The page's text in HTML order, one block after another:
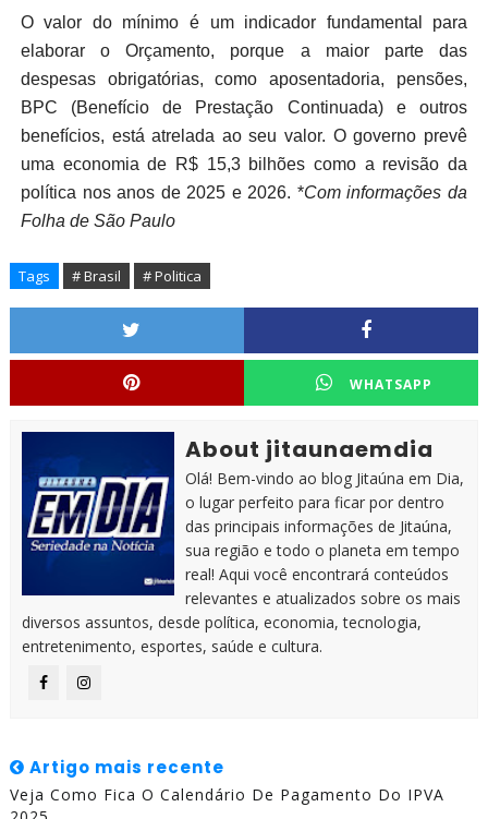
O valor do mínimo é um indicador fundamental para
elaborar o Orçamento, porque a maior parte das
despesas obrigatórias, como aposentadoria, pensões,
BPC (Benefício de Prestação Continuada) e outros
benefícios, está atrelada ao seu valor. O governo prevê
uma economia de R$ 15,3 bilhões como a revisão da
política nos anos de 2025 e 2026. *Com informações da
Folha de São Paulo
Tags # Brasil # Politica
WHATSAPP
About jitaunaemdia
Olá! Bem-vindo ao blog Jitaúna em Dia,
o lugar perfeito para ficar por dentro
das principais informações de Jitaúna,
sua região e todo o planeta em tempo
real! Aqui você encontrará conteúdos
relevantes e atualizados sobre os mais
diversos assuntos, desde política, economia, tecnologia,
entretenimento, esportes, saúde e cultura.
Artigo mais recente
Veja Como Fica O Calendário De Pagamento Do IPVA